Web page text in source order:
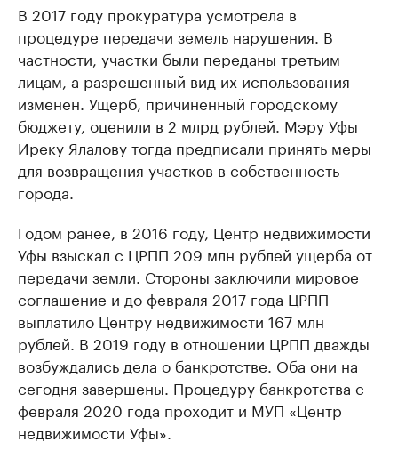
В 2017 году прокуратура усмотрела в
процедуре передачи земель нарушения. В
частности, участки были переданы третьим
лицам, а разрешенный вид их использования
изменен. Ущерб, причиненный городскому
бюджету, оценили в 2 млрд рублей. Мэру Уфы
Иреку Ялалову тогда предписали принять меры
для возвращения участков в собственность
города.
Годом ранее, в 2016 году, Центр недвижимости
Уфы взыскал с ЦРПП 209 млн рублей ущерба от
передачи земли. Стороны заключили мировое
соглашение и до февраля 2017 года ЦРПП
выплатило Центру недвижимости 167 млн
рублей. В 2019 году в отношении ЦРПП дважды
возбуждались дела о банкротстве. Оба они на
сегодня завершены. Процедуру банкротства с
февраля 2020 года проходит и МУП «Центр
недвижимости Уфы».